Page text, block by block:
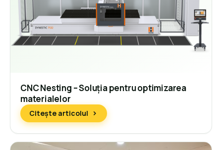
CNC Nesting – Soluția pentru optimizarea
materialelor
Citește articolul